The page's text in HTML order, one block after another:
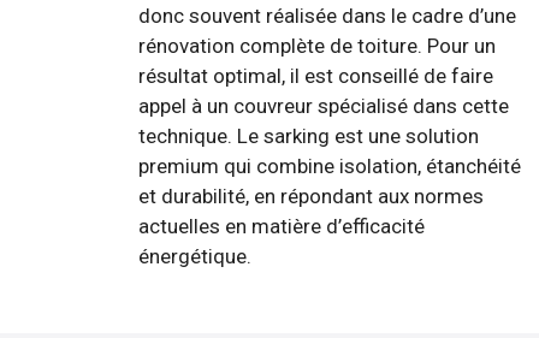
donc souvent réalisée dans le cadre d’une
rénovation complète de toiture. Pour un
résultat optimal, il est conseillé de faire
appel à un couvreur spécialisé dans cette
technique. Le sarking est une solution
premium qui combine isolation, étanchéité
et durabilité, en répondant aux normes
actuelles en matière d’efficacité
énergétique.